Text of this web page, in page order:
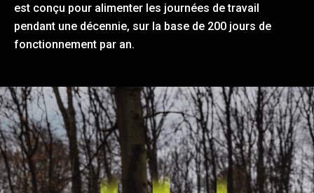
est conçu pour alimenter les journées de travail
pendant une décennie, sur la base de 200 jours de
fonctionnement par an.